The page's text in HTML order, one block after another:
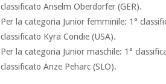
classificato Anselm Oberdorfer (GER).
Per la categoria Junior femminile: 1°
classificato Kyra Condie (USA).
Per la categoria Junior maschile: 1°
classificato Anze Peharc (SLO).